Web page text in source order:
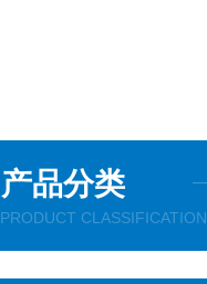
产品分类
PRODUCT CLASSIFICATION